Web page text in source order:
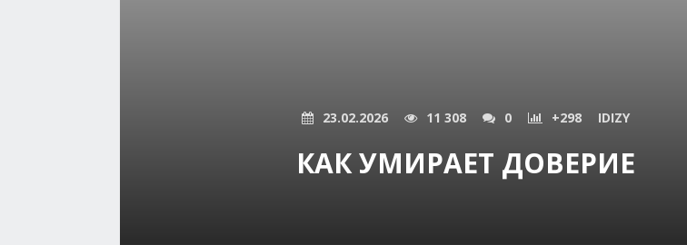
23.02.2026 11 308 0 +298 IDIZY
КАК УМИРАЕТ ДОВЕРИЕ